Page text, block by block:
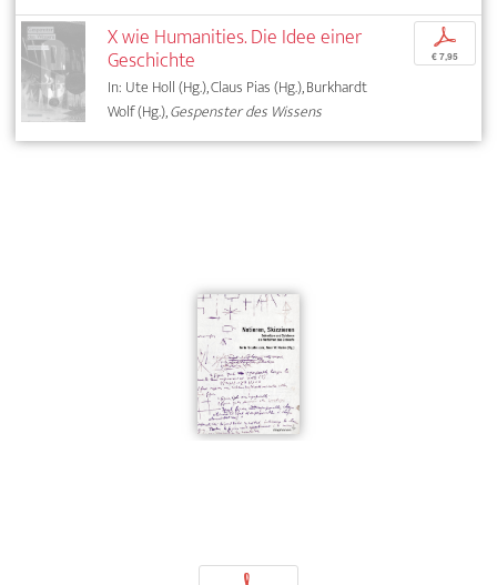
X wie Humanities. Die Idee einer
Geschichte
In: Ute Holl (Hg.), Claus Pias (Hg.), Burkhardt
Wolf (Hg.),Gespenster des Wissens
p
€ 7,95